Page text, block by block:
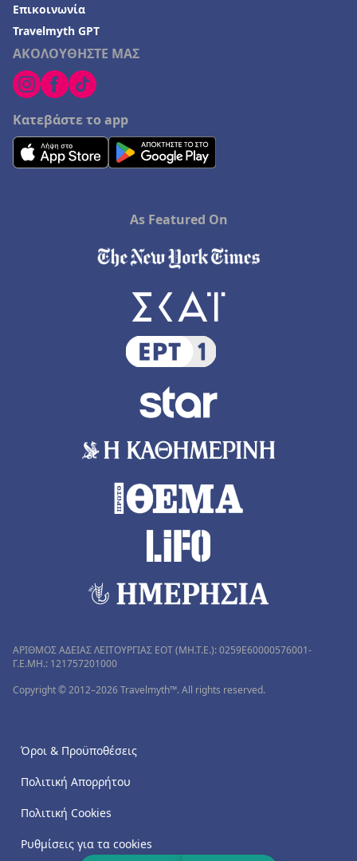
ΑΚΟΛΟΥΘΗΣΤΕ ΜΑΣ
Κατεβάστε το app
Επικοινωνία
Travelmyth GPT
As Featured On
ΑΡΙΘΜΟΣ ΑΔΕΙΑΣ ΛΕΙΤΟΥΡΓΙΑΣ ΕΟΤ (MH.T.E.): 0259Ε60000576001-
Γ.Ε.ΜΗ.: 121757201000
Copyright © 2012–2026 Travelmyth™. All rights reserved.
Όροι & Προϋποθέσεις
Πολιτική Απορρήτου
Πολιτική Cookies
Ρυθμίσεις για τα cookies